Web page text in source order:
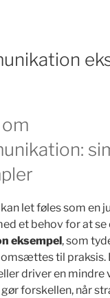
let føles som en
et behov for at
eksempel, som
til praksis.
driver en mindre
forskellen, når